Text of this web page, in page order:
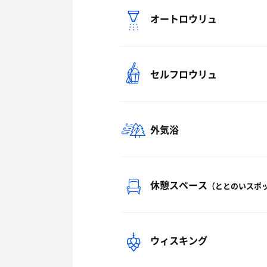
オートロウリュ
セルフロウリュ
外気浴
休憩スペース （ととのいスポ
ウィスキング